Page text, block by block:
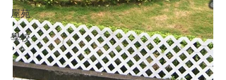
屋苑
學校